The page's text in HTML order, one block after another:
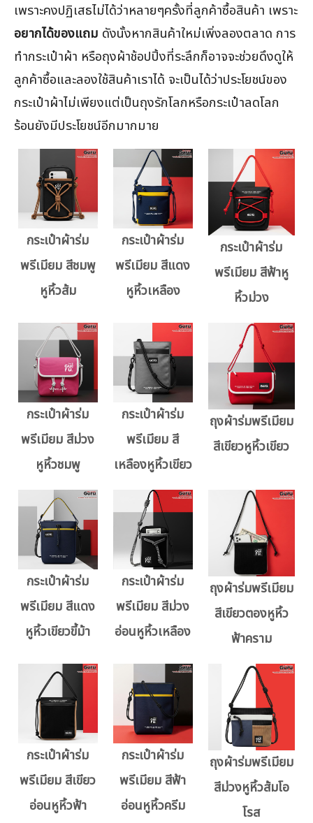
เพราะคงปฏิเสธไม่ได้ว่าหลายๆครั้งที่ลูกค้าซื้อสินค้า เพราะ
อยากได้ของแถม ดังนั้งหากสินค้าใหม่เพิ่งลองตลาด การ
ทำกระเป๋าผ้า หรือถุงผ้าช้อปปิ้งที่ระลึกก็อาจจะช่วยดึงดูให้
ลูกค้าซื้อและลองใช้สินค้าเราได้ จะเป็นได้ว่าประโยชน์ของ
กระเป๋าผ้าไม่เพียงแต่เป็นถุงรักโลกหรือกระเป๋าลดโลก
ร้อนยังมีประโยชน์อีกมากมาย
กระเป๋าผ้าร่ม
พรีเมียม สีชมพู
หูหิ้วส้ม
กระเป๋าผ้าร่ม
พรีเมียม สีแดง
หูหิ้วเหลือง
กระเป๋าผ้าร่ม
พรีเมียม สีฟ้าหู
หิ้วม่วง
กระเป๋าผ้าร่ม
พรีเมียม สีม่วง
หูหิ้วชมพู
กระเป๋าผ้าร่ม
พรีเมียม สี
เหลืองหูหิ้วเขียว
ถุงผ้าร่มพรีเมียม
สีเขียวหูหิ้วเขียว
กระเป๋าผ้าร่ม
พรีเมียม สีแดง
หูหิ้วเขียวขี้ม้า
กระเป๋าผ้าร่ม
พรีเมียม สีม่วง
อ่อนหูหิ้วเหลือง
ถุงผ้าร่มพรีเมียม
สีเขียวตองหูหิ้ว
ฟ้าคราม
กระเป๋าผ้าร่ม
พรีเมียม สีเขียว
อ่อนหูหิ้วฟ้า
กระเป๋าผ้าร่ม
พรีเมียม สีฟ้า
อ่อนหูหิ้วครีม
ถุงผ้าร่มพรีเมียม
สีม่วงหูหิ้วส้มโอ
โรส